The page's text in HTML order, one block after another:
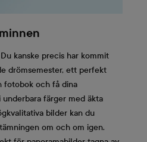
kanske precis har kommit
drömsemester, ett perfekt
fotobok och få dina
färger med äkta
bilder kan du
om och om igen.